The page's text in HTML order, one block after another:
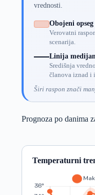
vrednosti.
Obojeni opseg
Verovatni
scenarija.
Linija
Središnja
članova iznad i
Širi raspon znači
Prognoza po danima
Temperaturni